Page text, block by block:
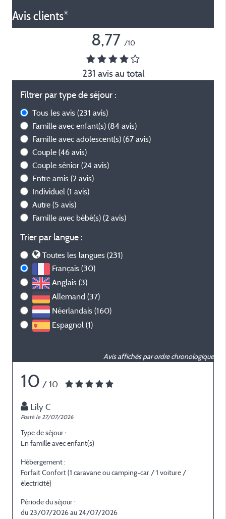
Avis clients*
8,77 /10
231 avis au total
Filtrer par type de séjour :
Tous les avis (231 avis)
Famille avec enfant(s) (84 avis)
Famille avec adolescent(s) (67 avis)
Couple (46 avis)
Couple sénior (24 avis)
Entre amis (2 avis)
Individuel (1 avis)
Autre (5 avis)
Famille avec bébé(s) (2 avis)
Trier par langue :
Toutes les langues (231)
Français (30)
Anglais (3)
Allemand (37)
Néerlandais (160)
Espagnol (1)
Avis affichés par ordre chronologique
10 / 10
Lily C
Posté le 27/07/2026
Type de séjour :
En famille avec enfant(s)
Hébergement :
Forfait Confort (1 caravane ou camping-car / 1 voiture /
électricité)
Période du séjour :
du 23/07/2026 au 24/07/2026